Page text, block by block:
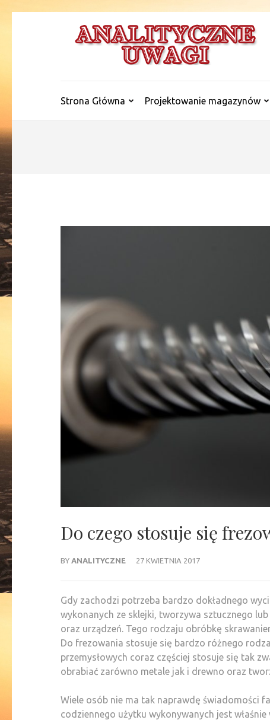
Strona Główna Projektowanie magazynów
Do czego stosuje się
BY ANALITYCZNE 27 KWIETNIA 2017
Gdy zachodzi potrzeba bardzo dokładnego
wykonanych ze sklejki, tworzywa sztucznego
oraz urządzeń. Tego rodzaju obróbkę
Do frezowania stosuje się bardzo różnego
przemysłowych coraz częściej stosuje się tak
obrabiać zarówno metale jak i drewno oraz
Wiele osób nie ma tak naprawdę świadomości
codziennego użytku wykonywanych jest